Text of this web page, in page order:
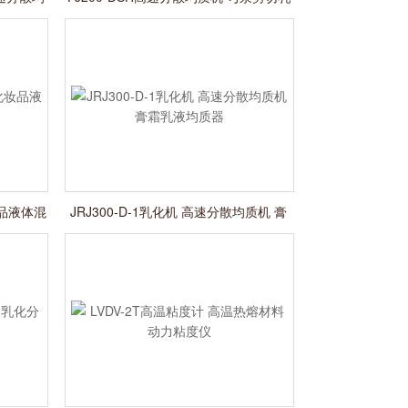
化机
液体混
JRJ300-D-1乳化机 高速分散均质机 膏
霜乳液均质器